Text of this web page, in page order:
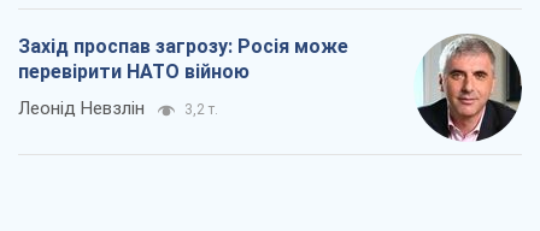
Захід проспав загрозу: Росія може
перевірити НАТО війною
Леонід Невзлін 3,2 т.